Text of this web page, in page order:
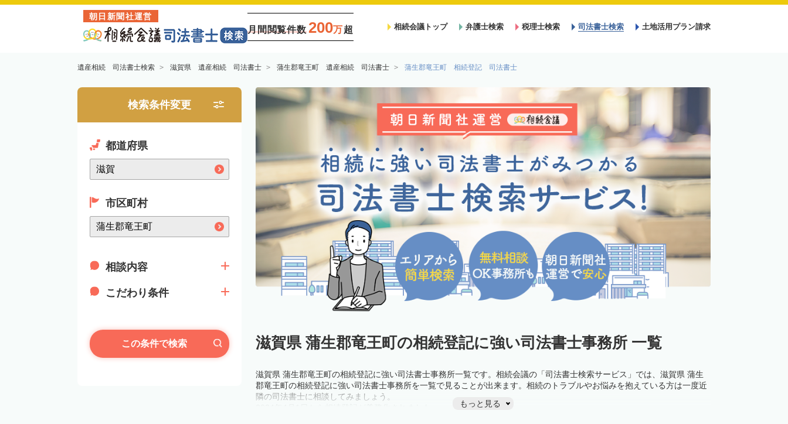
朝日新聞社運営
月間閲覧件数 200万超 相続会議トップ 弁護士検索 税理士検索 司法書士検索 土地活用プラン請求
遺産相続 司法書士検索 滋賀県 遺産相続 司法書士 蒲生郡竜王町 遺産相続 司法書士 蒲生郡竜王町 相続登記 司法書士
検索条件変更
都道府県
市区町村
相談内容
こだわり条件
この条件で検索 滋賀県 蒲生郡竜王町の相続登記に強い司法書士事務所 一覧
滋賀県 蒲生郡竜王町の相続登記に強い司法書士事務所一覧です。相続会議の「司法書士検索サービス」では、滋賀県 蒲生
郡竜王町の相続登記に強い司法書士事務所を一覧で見ることが出来ます。相続のトラブルやお悩みを抱えている方は一度近
隣の司法書士に相談してみましょう。
もっと見る